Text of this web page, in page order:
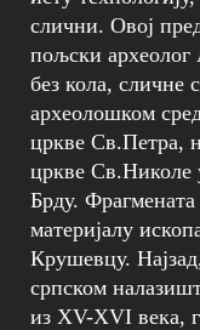
слични. Овој
пољски
без кола, сличне
археолошком
цркве Св.Петра,
цркве
Брду.
материјалу
Крушевцу.
српском
из XV-XVI века,